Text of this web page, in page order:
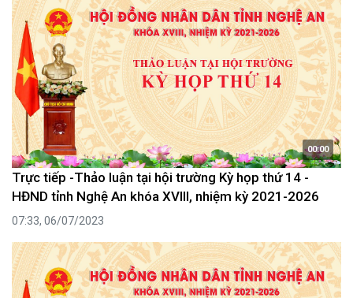
00:00
Trực tiếp -Thảo luận tại hội trường Kỳ họp thứ 14 -
HĐND tỉnh Nghệ An khóa XVIII, nhiệm kỳ 2021-2026
07:33, 06/07/2023